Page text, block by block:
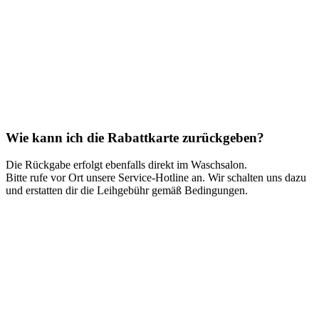
Wie kann ich die Rabattkarte zurückgeben?
Die Rückgabe erfolgt ebenfalls direkt im Waschsalon.
Bitte rufe vor Ort unsere Service-Hotline an. Wir schalten uns dazu
und erstatten dir die Leihgebühr gemäß Bedingungen.